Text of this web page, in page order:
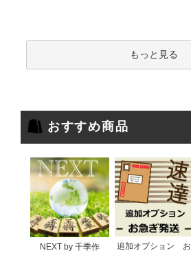
もっと見る
おすすめ商品
NEXT by 千季作 追加オプション お